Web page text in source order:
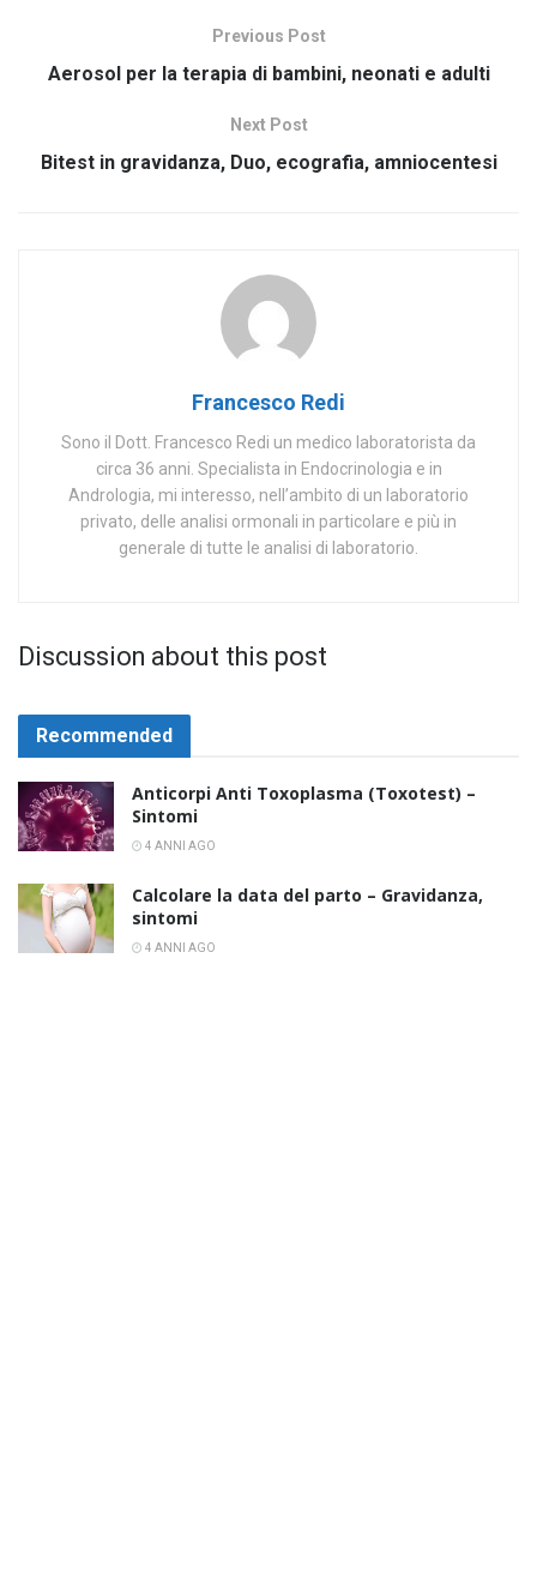
Previous Post
Aerosol per la terapia di bambini, neonati e adulti
Next Post
Bitest in gravidanza, Duo, ecografia, amniocentesi
Francesco Redi
Sono il Dott. Francesco Redi un medico laboratorista da
circa 36 anni. Specialista in Endocrinologia e in
Andrologia, mi interesso, nell’ambito di un laboratorio
privato, delle analisi ormonali in particolare e più in
generale di tutte le analisi di laboratorio.
Discussion about this post
Recommended
Anticorpi Anti Toxoplasma (Toxotest) –
Sintomi
4 ANNI AGO
Calcolare la data del parto – Gravidanza,
sintomi
4 ANNI AGO